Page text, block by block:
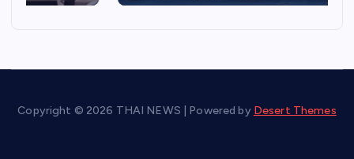
Copyright © 2026 THAI NEWS | Powered by Desert Themes